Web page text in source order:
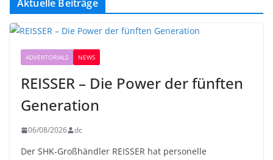
Aktuelle Beiträge
ADVERTORIALS NEWS
REISSER – Die Power der fünften
Generation
06/08/2026 dc
Der SHK-Großhändler REISSER hat personelle